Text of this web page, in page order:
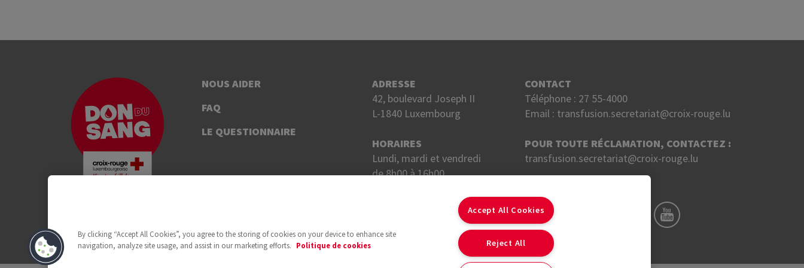
NOUS AIDER
FAQ
LE QUESTIONNAIRE
ADRESSE
42, boulevard Joseph II
L-1840 Luxembourg
HORAIRES
Lundi, mardi et vendredi
de 8h00 à 16h00.
CONTACT
Téléphone : 27 55-4000
Email : transfusion.secretariat@croix-rouge.lu
POUR TOUTE RÉCLAMATION, CONTACTEZ :
transfusion.secretariat@croix-rouge.lu
By clicking “Accept All Cookies”, you agree to the storing of cookies on your device to enhance site
navigation, analyze site usage, and assist in our marketing efforts.
Politique de cookies
Accept All Cookies
Reject All